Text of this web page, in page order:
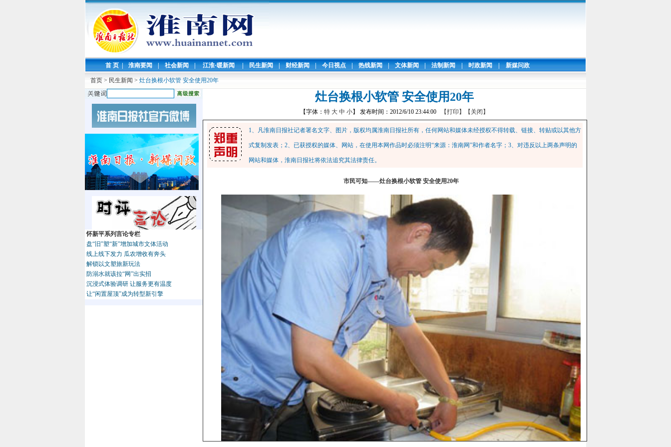
首 页 | 淮南要闻 | 社会新闻 | 江淮·暖新闻 | 民生新闻 | 财经新闻 | 今日视点 | 热线新闻 | 文体新闻 | 法制新闻 | 时政新闻 | 新媒问政
首页 > 民生新闻 > 灶台换根小软管 安全使用20年
怀新平系列言论专栏
盘“旧”塑“新”增加城市文体活动
线上线下发力 瓜农增收有奔头
解锁以文塑旅新玩法
防溺水就该拉“网”出实招
沉浸式体验调研 让服务更有温度
让“闲置屋顶”成为转型新引擎
灶台换根小软管 安全使用20年
【字体： 特 大 中 小】 发布时间：2012/6/10 23:44:00 【打印】 【关闭】
1、凡淮南日报社记者署名文字、图片，版权均属淮南日报社所有，任何网站和媒体未经授权不得转载、链接、转贴或以其他方
式复制发表；2、已获授权的媒体、网站，在使用本网作品时必须注明“来源：淮南网”和作者名字；3、对违反以上两条声明的
网站和媒体，淮南日报社将依法追究其法律责任。
市民可知——灶台换根小软管 安全使用20年